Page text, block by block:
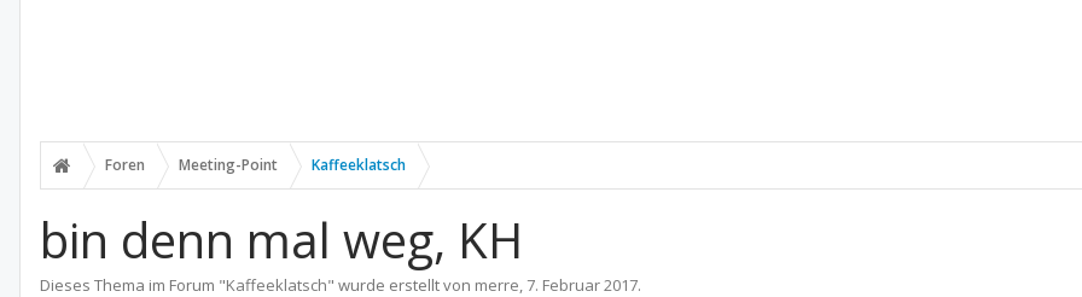
Foren Meeting-Point Kaffeeklatsch
bin denn mal weg, KH
Dieses Thema im Forum "Kaffeeklatsch" wurde erstellt von merre, 7. Februar 2017.